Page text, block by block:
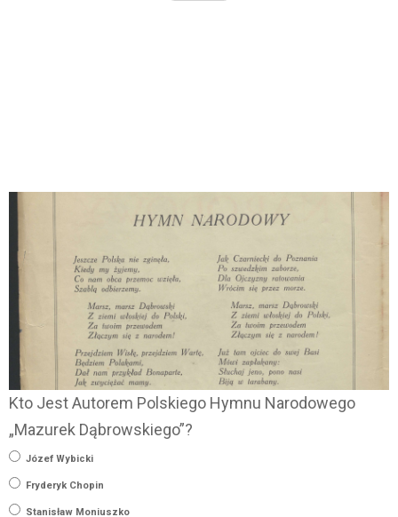
Kto Jest Autorem Polskiego Hymnu Narodowego
„Mazurek Dąbrowskiego”?
Józef Wybicki
Fryderyk Chopin
Stanisław Moniuszko